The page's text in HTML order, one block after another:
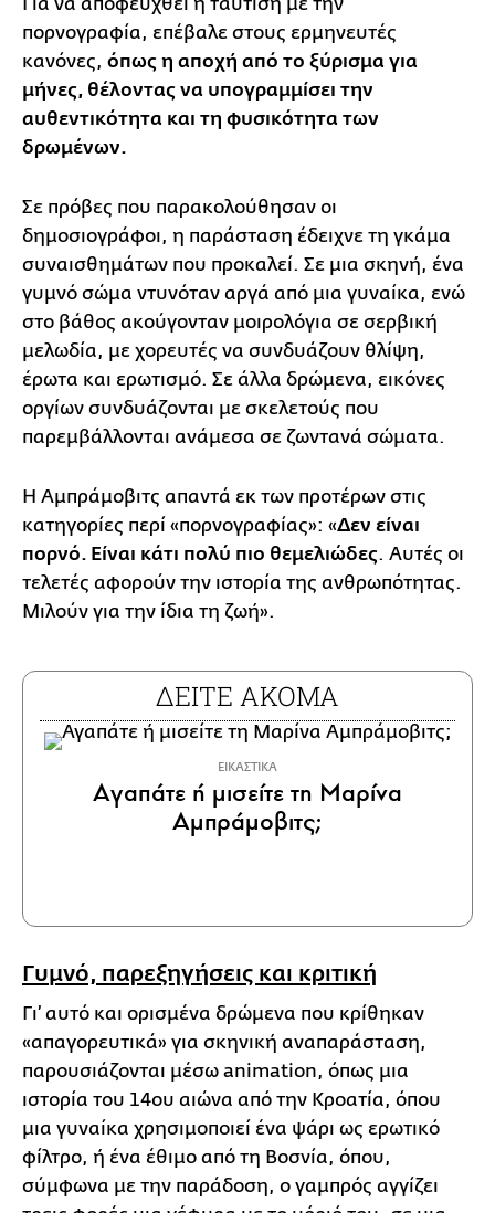
Για να αποφευχθεί η ταύτιση με την
πορνογραφία, επέβαλε στους ερμηνευτές
κανόνες, όπως η αποχή από το ξύρισμα για
μήνες, θέλοντας να υπογραμμίσει την
αυθεντικότητα και τη φυσικότητα των
δρωμένων.
Σε πρόβες που παρακολούθησαν οι
δημοσιογράφοι, η παράσταση έδειχνε τη γκάμα
συναισθημάτων που προκαλεί. Σε μια σκηνή, ένα
γυμνό σώμα ντυνόταν αργά από μια γυναίκα, ενώ
στο βάθος ακούγονταν μοιρολόγια σε σερβική
μελωδία, με χορευτές να συνδυάζουν θλίψη,
έρωτα και ερωτισμό. Σε άλλα δρώμενα, εικόνες
οργίων συνδυάζονται με σκελετούς που
παρεμβάλλονται ανάμεσα σε ζωντανά σώματα.
Η Αμπράμοβιτς απαντά εκ των προτέρων στις
κατηγορίες περί «πορνογραφίας»: «Δεν είναι
πορνό. Είναι κάτι πολύ πιο θεμελιώδες. Αυτές οι
τελετές αφορούν την ιστορία της ανθρωπότητας.
Μιλούν για την ίδια τη ζωή».
ΔΕΙΤΕ ΑΚΟΜΑ
ΕΙΚΑΣΤΙΚΑ
Αγαπάτε ή μισείτε τη Μαρίνα
Αμπράμοβιτς;
Γυμνό, παρεξηγήσεις και κριτική
Γι’ αυτό και ορισμένα δρώμενα που κρίθηκαν
«απαγορευτικά» για σκηνική αναπαράσταση,
παρουσιάζονται μέσω animation, όπως μια
ιστορία του 14ου αιώνα από την Κροατία, όπου
μια γυναίκα χρησιμοποιεί ένα ψάρι ως ερωτικό
φίλτρο, ή ένα έθιμο από τη Βοσνία, όπου,
σύμφωνα με την παράδοση, ο γαμπρός αγγίζει